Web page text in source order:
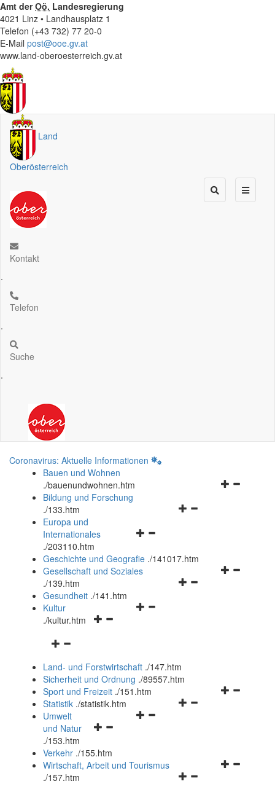
Amt derOö. Landesregierung
4021 Linz • Landhausplatz 1
Telefon (+43 732) 77 20-0
E-Mail post@ooe.gv.at
www.land-oberoesterreich.gv.at
Land
Oberösterreich
Kontakt
.
Telefon
.
Suche
.
Coronavirus: Aktuelle Informationen
Bauen und Wohnen
./bauenundwohnen.htm
Navigationsmenü
Bildung und Forschung
./133.htm
Navigationsmenü
und
schließen
Europa und
Internationales
./203110.htm
Geschichte und Geografie ./141017.htm
Navigationsmenü
Gesellschaft und Soziales
./139.htm
Navigationsmenü
Gesundheit ./141.htm
Navigationsmenü
Kultur
./kultur.htm
Navigationsmenü
und
schließen
Land- und Forstwirtschaft ./147.htm
Sicherheit und Ordnung ./89557.htm
Navigationsmenü
Sport und Freizeit ./151.htm
Navigationsmenü
Statistik ./statistik.htm
Navigationsmenü
und
schließen
Umwelt
und Natur
./153.htm
Verkehr ./155.htm
Navigationsmenü
Wirtschaft, Arbeit und Tourismus
./157.htm